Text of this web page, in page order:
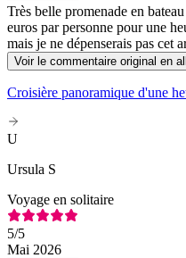
Très belle promenade en
euros par personne pour une
mais je ne dépenserais pas cet
Voir le commentaire original en
Croisière panoramique d'une
U
Ursula S
Voyage en solitaire
5/5
Mai 2026